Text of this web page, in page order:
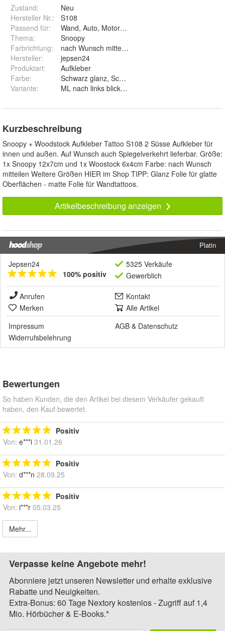
Zustand:
Neu
Hersteller Nr.:
S108
Passend für:
Wand, Auto, Motorrad, Briefkasten, Laptop
Thema:
Snoopy
Farbrichtung:
nach Wunsch mitteilen
Hersteller:
jepsen24
Produktart:
Aufkleber
Farbe:
Schwarz glanz, Schwarz matt, Weiß glanz, Weiß
Variante:
Kurzbeschreibung
Snoopy + Woodstock Aufkleber Tattoo S108 2 Süsse Aufkleber für
innen und außen. Auf Wunsch auch Spiegelverkehrt lieferbar. Größe:
1x Snoopy 12x7cm und 1x Woostock 6x4cm Farbe: nach Wunsch
mitteilen Weitere Größen HIER im Shop TIPP: Glanz Folie für glatte
Oberflächen - matte Folie für Wandtattoos.
Artikelbeschreibung anzeigen
Platin
Jepsen24
100% positiv
5325 Verkäufe
Gewerblich
Anrufen
Kontakt
Merken
Alle Artikel
Impressum
AGB & Datenschutz
Widerrufsbelehrung
Bewertungen
So haben Kunden, die den Artikel bei diesem Verkäufer gekauft
haben, den Kauf bewertet.
Positiv
Von: e***i 31.01.26
Positiv
Von: d***n 28.09.25
Positiv
Von: i***r 05.03.25
Mehr...
Verpasse keine Angebote mehr!
Abonniere jetzt unseren Newsletter und erhalte exklusive
Rabatte und Neuigkeiten.
Extra-Bonus: 60 Tage Nextory kostenlos - Zugriff auf 1,4
Mio. Hörbücher & E-Books.*